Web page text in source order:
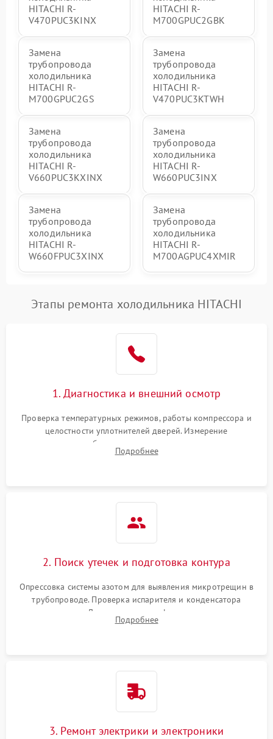
HITACHI R-
V470PUC3KINX
HITACHI R-
M700GPUC2GBK
Замена
трубопровода
холодильника
HITACHI R-
M700GPUC2GS
Замена
трубопровода
холодильника
HITACHI R-
V470PUC3KTWH
Замена
трубопровода
холодильника
HITACHI R-
V660PUC3KXINX
Замена
трубопровода
холодильника
HITACHI R-
W660PUC3INX
Замена
трубопровода
холодильника
HITACHI R-
W660FPUC3XINX
Замена
трубопровода
холодильника
HITACHI R-
M700AGPUC4XMIR
Этапы ремонта холодильника HITACHI
1. Диагностика и внешний осмотр
Проверка температурных режимов, работы компрессора и
целостности уплотнителей дверей. Измерение
сопротивления обмоток мотора, проверка термостата и
считывание кодов ошибок с электронного дисплея.
Подробнее
2. Поиск утечек и подготовка контура
Опрессовка системы азотом для выявления микротрещин в
трубопроводе. Проверка испарителя и конденсатора
течеискателем. Демонтаж старого фильтра-осушителя и
продувка капиллярной трубки для устранения засоров.
Подробнее
3. Ремонт электрики и электроники